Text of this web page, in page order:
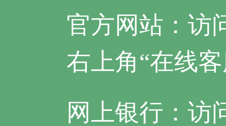
官方网站：访
右上角“在线
网上银行：访